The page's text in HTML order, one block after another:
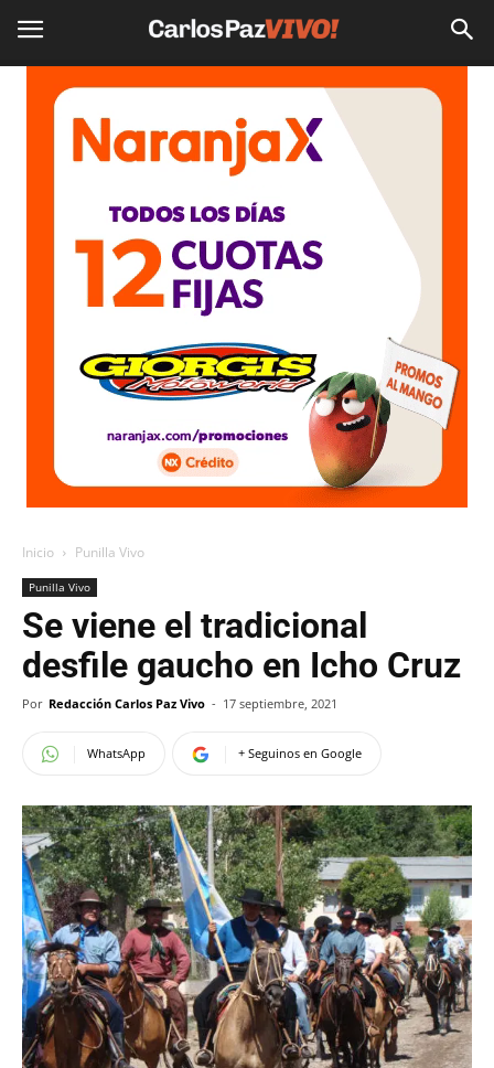
Inicio Punilla Vivo
Punilla Vivo
Se viene el tradicional
desfile gaucho en Icho Cruz
Por Redacción Carlos Paz Vivo - 17 septiembre, 2021
WhatsApp + Seguinos en Google